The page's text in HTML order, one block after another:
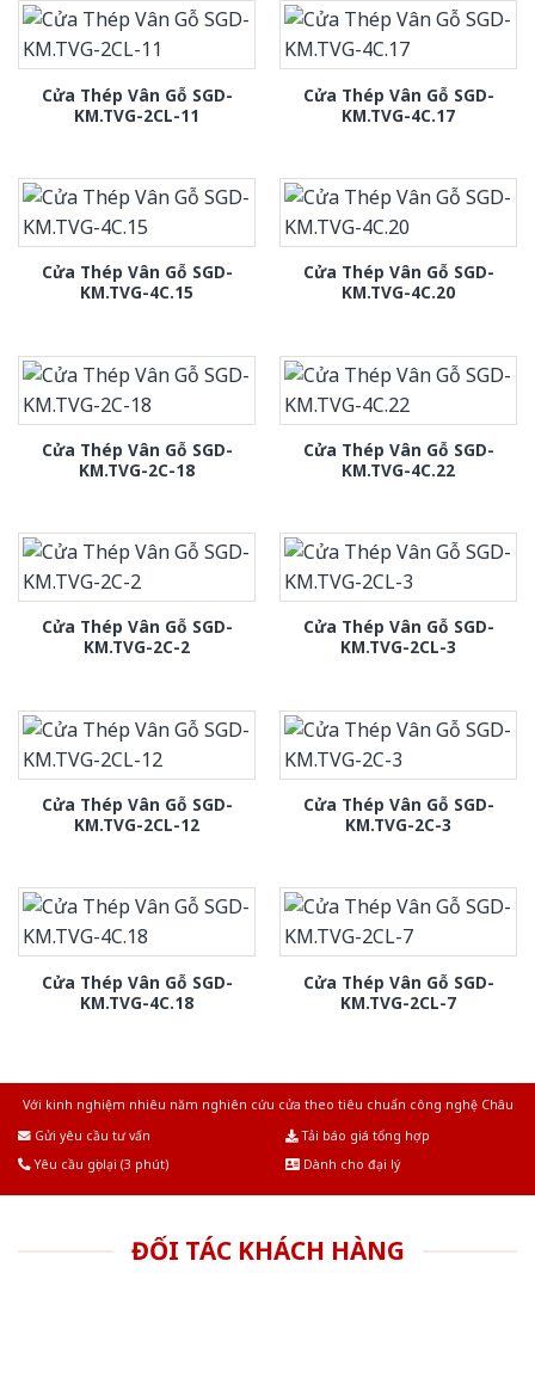
Cửa Thép Vân Gỗ SGD-
KM.TVG-2CL-11
Cửa Thép Vân Gỗ SGD-
KM.TVG-4C.17
Cửa Thép Vân Gỗ SGD-
KM.TVG-4C.15
Cửa Thép Vân Gỗ SGD-
KM.TVG-4C.20
Cửa Thép Vân Gỗ SGD-
KM.TVG-2C-18
Cửa Thép Vân Gỗ SGD-
KM.TVG-4C.22
Cửa Thép Vân Gỗ SGD-
KM.TVG-2C-2
Cửa Thép Vân Gỗ SGD-
KM.TVG-2CL-3
Cửa Thép Vân Gỗ SGD-
KM.TVG-2CL-12
Cửa Thép Vân Gỗ SGD-
KM.TVG-2C-3
Cửa Thép Vân Gỗ SGD-
KM.TVG-4C.18
Cửa Thép Vân Gỗ SGD-
KM.TVG-2CL-7
Với kinh nghiệm nhiêu năm nghiên cứu cửa theo tiêu chuẩn công nghệ Châu
Gửi yêu cầu tư vấn
Tải báo giá tổng hợp
Yêu cầu gọi lại (3 phút)
Dành cho đại lý
ĐỐI TÁC KHÁCH HÀNG